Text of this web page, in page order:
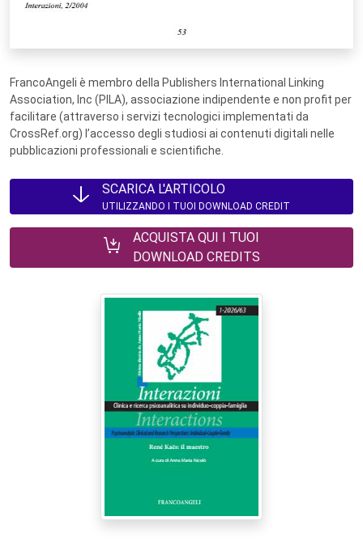
FrancoAngeli è membro della Publishers International Linking
Association, Inc (PILA), associazione indipendente e non profit per
facilitare (attraverso i servizi tecnologici implementati da
CrossRef.org) l’accesso degli studiosi ai contenuti digitali nelle
pubblicazioni professionali e scientifiche.
SCARICA L'ARTICOLO
UTILIZZANDO I TUOI DOWNLOAD CREDIT
ACQUISTA QUI I TUOI
DOWNLOAD CREDITS